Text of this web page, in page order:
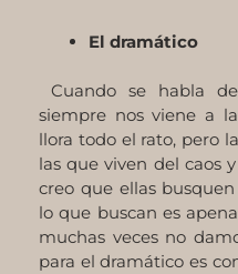
El dramático
Cuando se habla
siempre nos viene a
llora todo el rato, pero
las que viven del caos
creo que ellas
lo que buscan es
muchas veces no
para el dramático es